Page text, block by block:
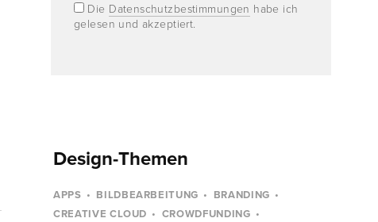
Die Datenschutzbestimmungen habe ich
gelesen und akzeptiert.
Design-Themen
APPS BILDBEARBEITUNG
BRANDING
CREATIVE CLOUD
CROWDFUNDING